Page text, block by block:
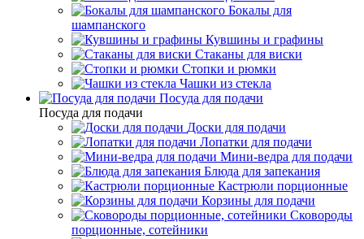
Бокалы для
шампанского
Кувшины и графины
Стаканы для виски
Стопки и рюмки
Чашки из стекла
Посуда для подачи
Посуда для подачи
Доски для подачи
Лопатки для подачи
Мини-ведра для подачи
Блюда для запекания
Кастрюли порционные
Корзины для подачи
Сковороды
порционные, сотейники